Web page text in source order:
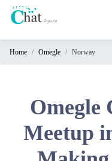
Home Omegle Norway
Omegle
Meetup